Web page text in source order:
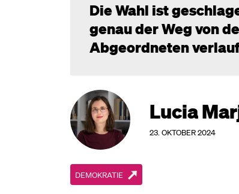
Die Wahl ist
genau der Weg von
Abgeordneten
Lucia
23. OKTOBER 2024
DEMOKRATIE